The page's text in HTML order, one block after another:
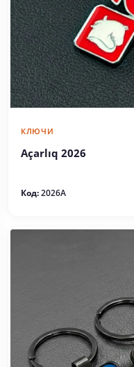
КЛЮЧИ
Açarlıq 2026
Код:2026A